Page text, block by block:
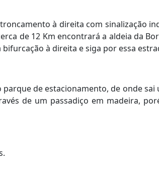
à direita com sinalização
de 12 Km encontrará a aldeia da
à direita e siga por essa
de estacionamento, de onde
de um passadiço em madeira,